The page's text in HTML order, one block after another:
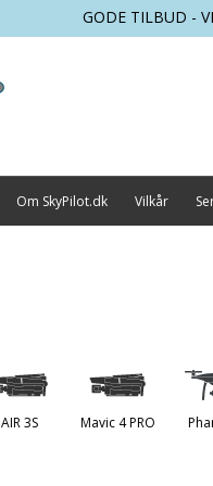
GODE TILBUD -
Om SkyPilot.dk Vilkår
AIR 3S Mavic 4 PRO